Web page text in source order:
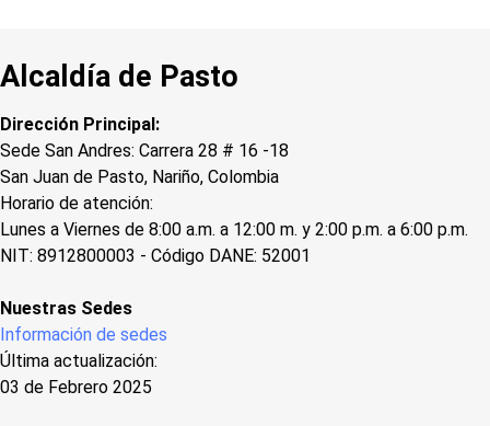
Alcaldía de Pasto
Dirección Principal:
Sede San Andres: Carrera 28 # 16 -18
San Juan de Pasto, Nariño, Colombia
Horario de atención:
Lunes a Viernes de 8:00 a.m. a 12:00 m. y 2:00 p.m. a 6:00 p.m.
NIT: 8912800003 - Código DANE: 52001
Nuestras Sedes
Información de sedes
Última actualización:
03 de Febrero 2025